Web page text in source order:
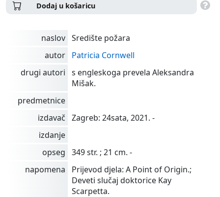
Dodaj u košaricu
naslov Središte požara
autor
Patricia Cornwell
drugi autori
s engleskoga prevela Aleksandra
Mišak.
predmetnice
izdavač
Zagreb: 24sata, 2021. -
izdanje
opseg
349 str. ; 21 cm. -
napomena
Prijevod djela: A Point of Origin.;
Deveti slučaj doktorice Kay
Scarpetta.